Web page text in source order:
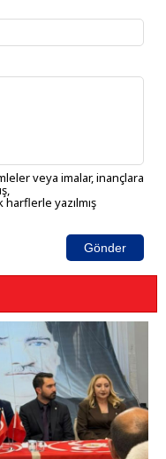
veya imalar, inançlara
yazılmış
Gönder